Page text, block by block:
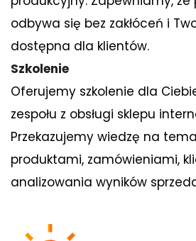
odbywa się bez zakłóceń i
dostępna dla klientów.
Szkolenie
Oferujemy szkolenie dla
zespołu z obsługi sklepu
Przekazujemy wiedzę na
produktami, zamówieniami,
analizowania wyników